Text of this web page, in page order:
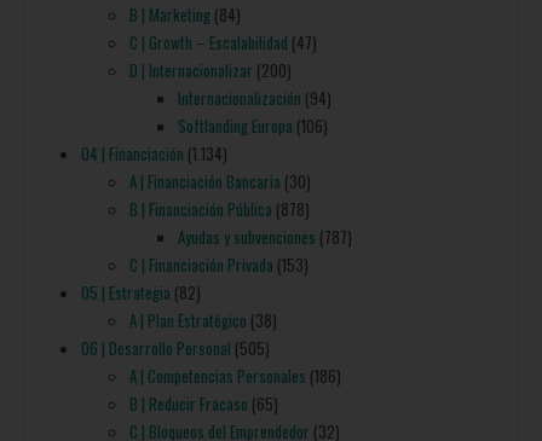
B | Marketing(84)
C | Growth – Escalabilidad (47)
D | Internacionalizar (200)
Internacionalización (94)
Softlanding Europa (106)
04 | Financiación (1.134)
A | Financiación Bancaria (30)
B | Financiación Pública (878)
Ayudas y subvenciones (787)
C | Financiación Privada (153)
05 | Estrategia (82)
A | Plan Estratégico (38)
06 | Desarrollo Personal (505)
A | Competencias Personales (186)
B | Reducir Fracaso (65)
C | Bloqueos del Emprendedor (32)